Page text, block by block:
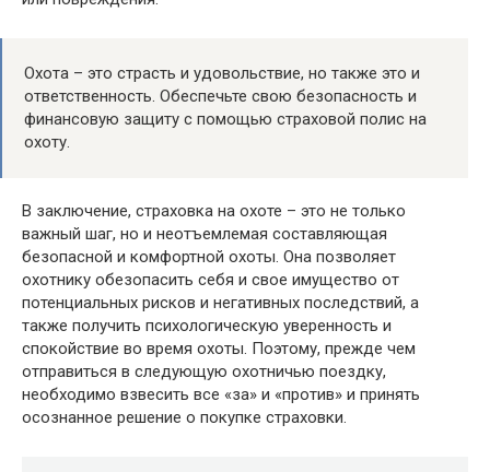
Охота – это страсть и удовольствие, но также это и
ответственность. Обеспечьте свою безопасность и
финансовую защиту с помощью страховой полис на
охоту.
В заключение, страховка на охоте – это не только
важный шаг, но и неотъемлемая составляющая
безопасной и комфортной охоты. Она позволяет
охотнику обезопасить себя и свое имущество от
потенциальных рисков и негативных последствий, а
также получить психологическую уверенность и
спокойствие во время охоты. Поэтому, прежде чем
отправиться в следующую охотничью поездку,
необходимо взвесить все «за» и «против» и принять
осознанное решение о покупке страховки.